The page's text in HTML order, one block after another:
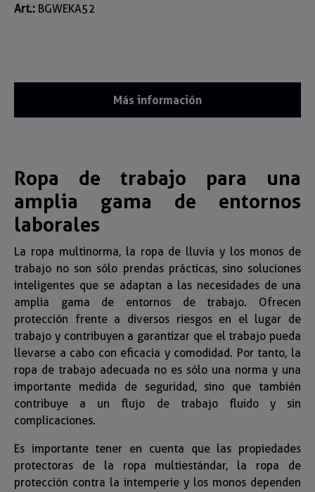
Art.: BGWEKA52
Más información
Ropa de trabajo para una
amplia gama de entornos
laborales
La ropa multinorma, la ropa de lluvia y los monos de
trabajo no son sólo prendas prácticas, sino soluciones
inteligentes que se adaptan a las necesidades de una
amplia gama de entornos de trabajo. Ofrecen
protección frente a diversos riesgos en el lugar de
trabajo y contribuyen a garantizar que el trabajo pueda
llevarse a cabo con eficacia y comodidad. Por tanto, la
ropa de trabajo adecuada no es sólo una norma y una
importante medida de seguridad, sino que también
contribuye a un flujo de trabajo fluido y sin
complicaciones.
Es importante tener en cuenta que las propiedades
protectoras de la ropa multiestándar, la ropa de
protección contra la intemperie y los monos dependen